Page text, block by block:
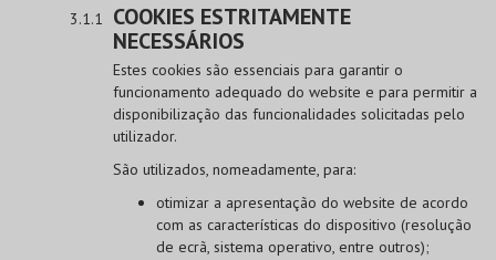
COOKIES ESTRITAMENTE
NECESSÁRIOS
Estes cookies são essenciais para garantir o
funcionamento adequado do website e para permitir a
disponibilização das funcionalidades solicitadas pelo
utilizador.
São utilizados, nomeadamente, para:
otimizar a apresentação do website de acordo
com as características do dispositivo (resolução
de ecrã, sistema operativo, entre outros);